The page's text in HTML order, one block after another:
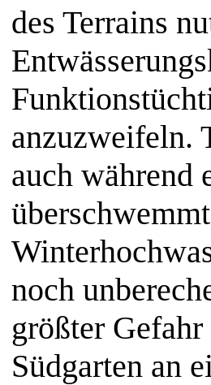
des Terrains
anzuzweifeln.
auch während
noch
größter
Südgarten an